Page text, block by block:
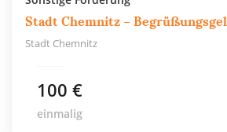
Stadt Chemnitz –
Stadt Chemnitz
100 €
einmalig